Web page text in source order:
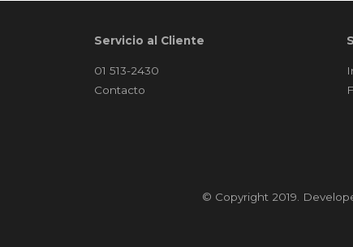
Servicio al Cliente
01 513-2430
Contacto
© Copyright 2019.